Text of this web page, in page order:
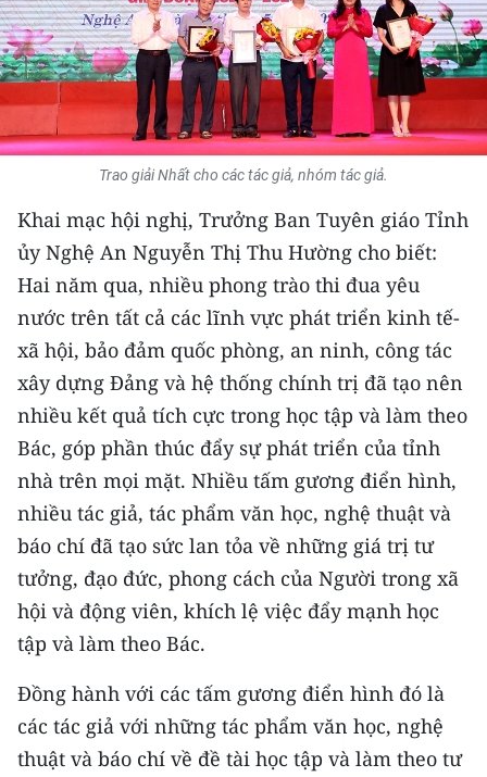
KIỂM CHỨNG THÔNG TIN
TRI THỨC CHUYÊN SÂU
54 DÂN TỘC VIỆT NAM
CHƯƠNG TRÌNH OCOP - MỖI XÃ
RADIO
MEDIA CENTER
E-Magazine
Video
Media Chính trị
Media Kinh tế
Media Văn hóa
Media Xã hội
Media Pháp luật
Media Du lịch
Media Thế giới
Trao giải Nhất cho các tác giả, nhóm tác giả.
Khai mạc hội nghị, Trưởng Ban Tuyên giáo Tỉnh
ủy Nghệ An Nguyễn Thị Thu Hường cho biết:
Hai năm qua, nhiều phong trào thi đua yêu
nước trên tất cả các lĩnh vực phát triển kinh tế-
xã hội, bảo đảm quốc phòng, an ninh, công tác
xây dựng Đảng và hệ thống chính trị đã tạo nên
nhiều kết quả tích cực trong học tập và làm theo
Bác, góp phần thúc đẩy sự phát triển của tỉnh
nhà trên mọi mặt. Nhiều tấm gương điển hình,
nhiều tác giả, tác phẩm văn học, nghệ thuật và
báo chí đã tạo sức lan tỏa về những giá trị tư
tưởng, đạo đức, phong cách của Người trong xã
hội và động viên, khích lệ việc đẩy mạnh học
tập và làm theo Bác.
Đồng hành với các tấm gương điển hình đó là
các tác giả với những tác phẩm văn học, nghệ
thuật và báo chí về đề tài học tập và làm theo tư